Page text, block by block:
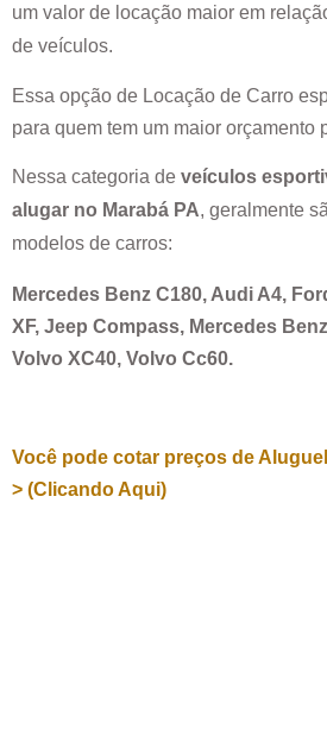
um valor de locação maior em
de veículos.
Essa opção de Locação de Carro
para quem tem um maior orçamento
Nessa categoria de veículos
alugar no Marabá PA, geralmente
modelos de carros:
Mercedes Benz C180, Audi A4,
XF, Jeep Compass, Mercedes
Volvo XC40, Volvo Cc60.
Você pode cotar preços de
> (Clicando Aqui)